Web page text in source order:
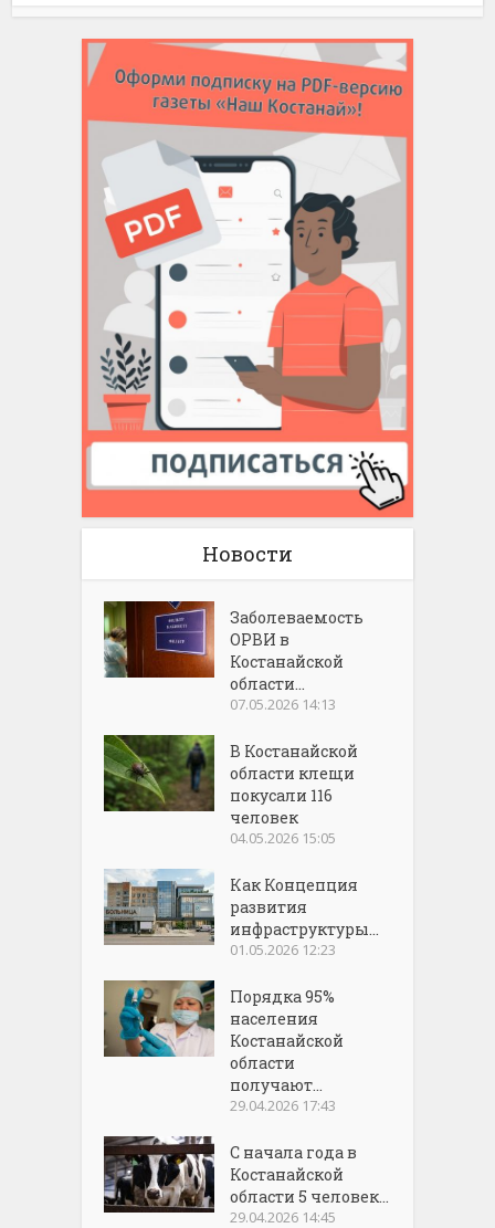
Новости
Заболеваемость
ОРВИ в
Костанайской
области...
07.05.2026 14:13
В Костанайской
области клещи
покусали 116
человек
04.05.2026 15:05
Как Концепция
развития
инфраструктуры...
01.05.2026 12:23
Порядка 95%
населения
Костанайской
области
получают...
29.04.2026 17:43
С начала года в
Костанайской
области 5 человек...
29.04.2026 14:45